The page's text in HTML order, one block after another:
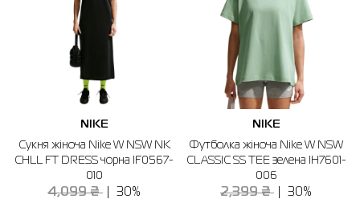
NIKE
Сукня жіноча Nike W NSW NK
CHLL FT DRESS чорна IF0567-
010
4,099 ₴ 30%
NIKE
Футболка жіноча Nike W NSW
CLASSIC SS TEE зелена IH7601-
006
2,399 ₴ 30%